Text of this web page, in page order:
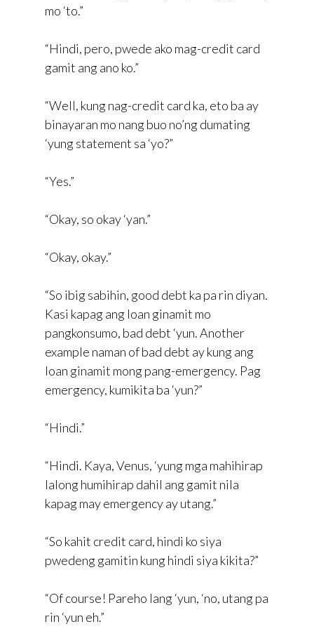
mo ‘to.”
“Hindi, pero, pwede ako mag-credit card
gamit ang ano ko.”
“Well, kung nag-credit card ka, eto ba ay
binayaran mo nang buo no’ng dumating
‘yung statement sa ‘yo?”
“Yes.”
“Okay, so okay ‘yan.”
“Okay, okay.”
“So ibig sabihin, good debt ka pa rin diyan.
Kasi kapag ang loan ginamit mo
pangkonsumo, bad debt ‘yun. Another
example naman of bad debt ay kung ang
loan ginamit mong pang-emergency. Pag
emergency, kumikita ba ‘yun?”
“Hindi.”
“Hindi. Kaya, Venus, ‘yung mga mahihirap
lalong humihirap dahil ang gamit nila
kapag may emergency ay utang.”
“So kahit credit card, hindi ko siya
pwedeng gamitin kung hindi siya kikita?”
“Of course! Pareho lang ‘yun, ‘no, utang pa
rin ‘yun eh.”